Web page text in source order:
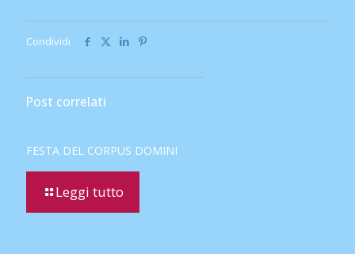
Condividi
Post correlati
FESTA DEL CORPUS DOMINI
Leggi tutto